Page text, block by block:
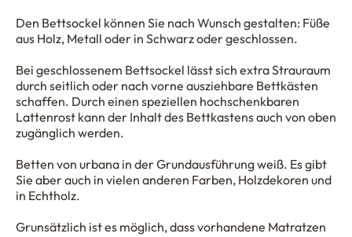
Den Bettsockel können Sie nach Wunsch gestalten: Füße
aus Holz, Metall oder in Schwarz oder geschlossen.
Bei geschlossenem Bettsockel lässt sich extra Strauraum
durch seitlich oder nach vorne ausziehbare Bettkästen
schaffen. Durch einen speziellen hochschenkbaren
Lattenrost kann der Inhalt des Bettkastens auch von oben
zugänglich werden.
Betten von urbana in der Grundausführung weiß. Es gibt
Sie aber auch in vielen anderen Farben, Holzdekoren und
in Echtholz.
Grunsätzlich ist es möglich, dass vorhandene Matratzen